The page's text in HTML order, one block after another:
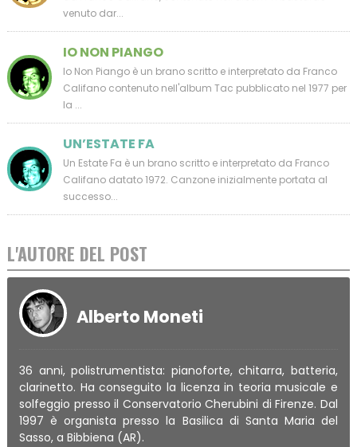
venuto dar...
IO NON PIANGO
Io Non Piango è un brano scritto e interpretato da Franco
Califano contenuto nell'album Tac pubblicato nel 1977 per
la ...
UN’ESTATE FA
Un Estate Fa è un brano scritto e interpretato da Franco
Califano datato 1972. Canzone inizialmente portata al
successo...
L'AUTORE DEL POST
Alberto Moneti
36 anni, polistrumentista: pianoforte, chitarra, batteria,
clarinetto. Ha conseguito la licenza in teoria musicale e
solfeggio presso il Conservatorio Cherubini di Firenze. Dal
1997 è organista presso la Basilica di Santa Maria del
Sasso, a Bibbiena (AR).